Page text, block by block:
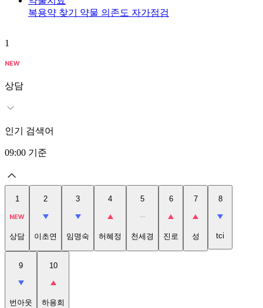
복용약 찾기 약물 의존도 자가점검
1
상담
인기 검색어
09:00 기준
1
상담
2
이초연
3
임명숙
4
허혜정
5
천세경
6
진로
7
성
8
tci
9
번아웃
10
하용희